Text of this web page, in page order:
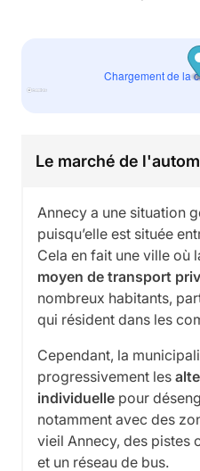
Chargement de la
Le marché de
Annecy a une situation
puisqu’elle est située
Cela en fait une ville où
moyen de transport
nombreux habitants,
qui résident dans les
Cependant, la
progressivement les
individuelle pour
notamment avec des
vieil Annecy, des pistes
et un réseau de bus.